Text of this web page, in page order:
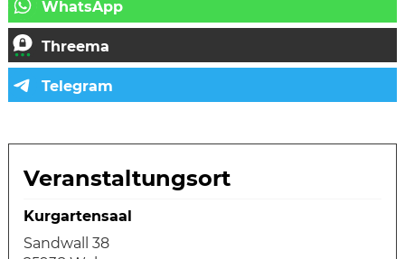
Veranstaltungsort
Kurgartensaal
Sandwall 38